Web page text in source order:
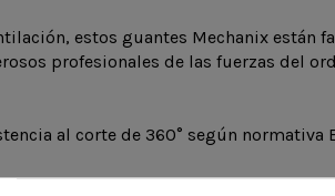
estos guantes Mechanix están
profesionales de las fuerzas del
al corte de 360° según normativa